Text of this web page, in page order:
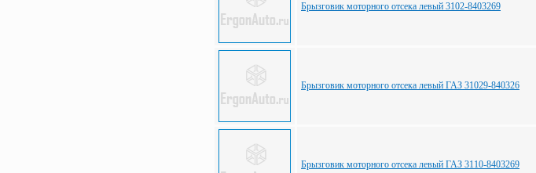
Брызговик моторного отсека левый 3102-8403269
Брызговик моторного отсека левый ГАЗ 31029-840326
Брызговик моторного отсека левый ГАЗ 3110-8403269